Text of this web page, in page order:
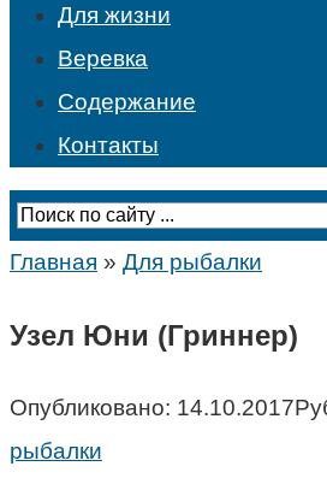
Для жизни
Веревка
Содержание
Контакты
Главная » Для рыбалки
Узел Юни (Гриннер)
Опубликовано: 14.10.2017
рыбалки